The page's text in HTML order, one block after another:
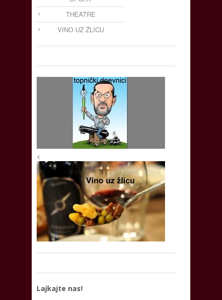
THEATRE
VINO UZ ŽLICU
<
Lajkajte nas!